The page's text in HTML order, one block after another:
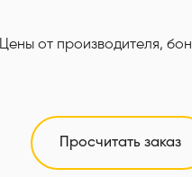
Цены от производителя,
Просчитать заказ